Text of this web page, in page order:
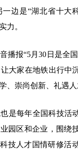
边是“湖北省十大
力。
播报“5月30日是全
大家在地铁出行中
、崇尚创新、礼遇人
是每年全国科技活
园区和企业，围绕
技人才国情研修